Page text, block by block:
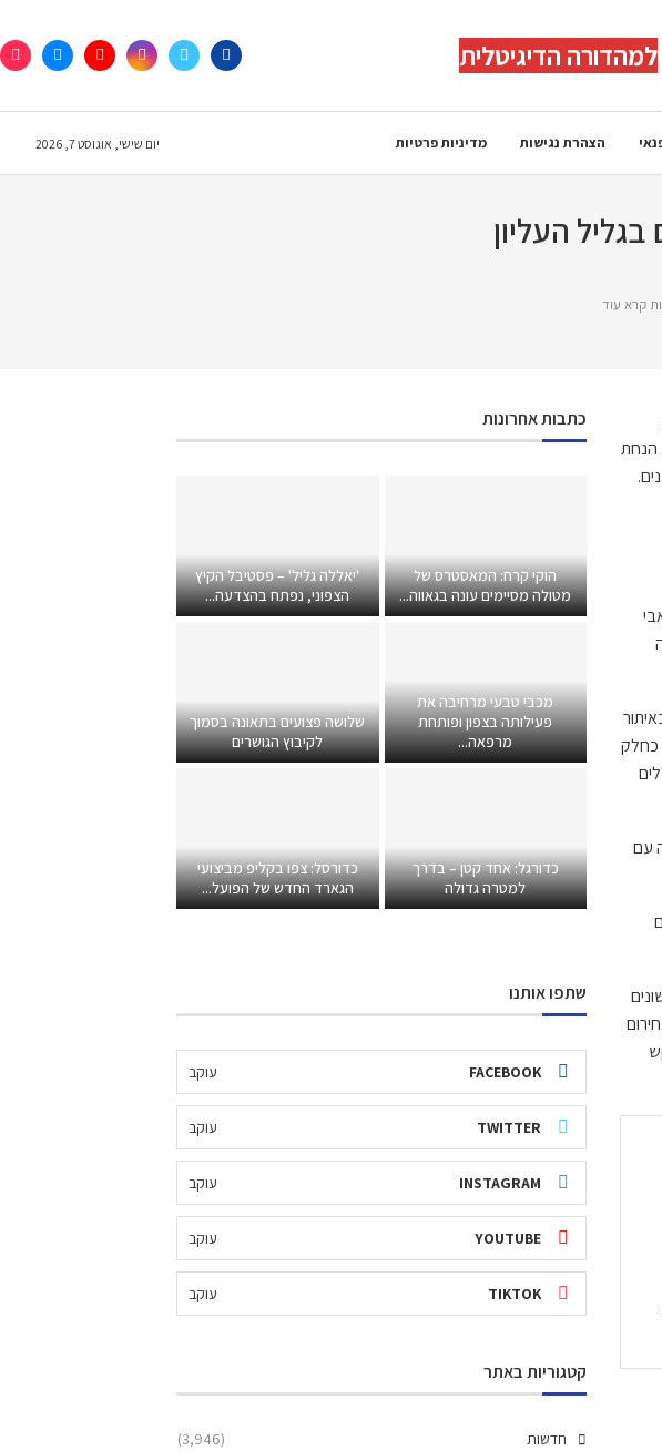
למהדורה הדיגיטלית
הצהרת נגישות מדיניות פרטיות יום שישי, אוגוסט 7, 2026
העליון
הנחת
.
כחלק
עם
כתבות אחרונות
הוקי קרח: המאסטרס של
מטולה מסיימים עונה בגאווה...
'יאללה גליל' – פסטיבל הקיץ
הצפוני, נפתח בהצדעה...
מכבי טבעי מרחיבה את
פעילותה בצפון ופותחת
מרפאה...
שלושה פצועים בתאונה בסמוך
לקיבוץ הגושרים
כדורגל: אחד קטן – בדרך
למטרה גדולה
כדורסל: צפו בקליפ מביצועי
הגארד החדש של הפועל...
שתפו אותנו
FACEBOOK עוקב
TWITTER עוקב
INSTAGRAM עוקב
YOUTUBE עוקב
TIKTOK עוקב
קטגוריות באתר
חדשות (3,946)